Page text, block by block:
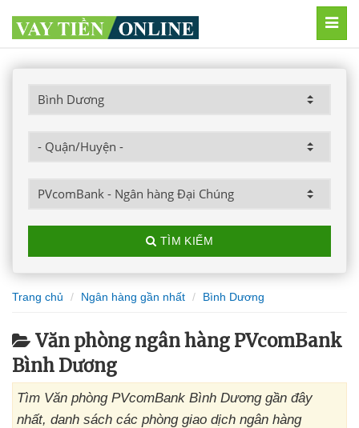
TÌM KIẾM
Trang chủ Ngân hàng gần nhất Bình Dương
Văn phòng ngân hàng PVcomBank
Bình Dương
Tìm Văn phòng PVcomBank Bình Dương gần đây
nhất, danh sách các phòng giao dịch ngân hàng